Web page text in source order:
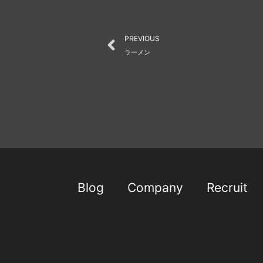
Prev
PREVIOUS
ラーメン
Blog Company Recruit